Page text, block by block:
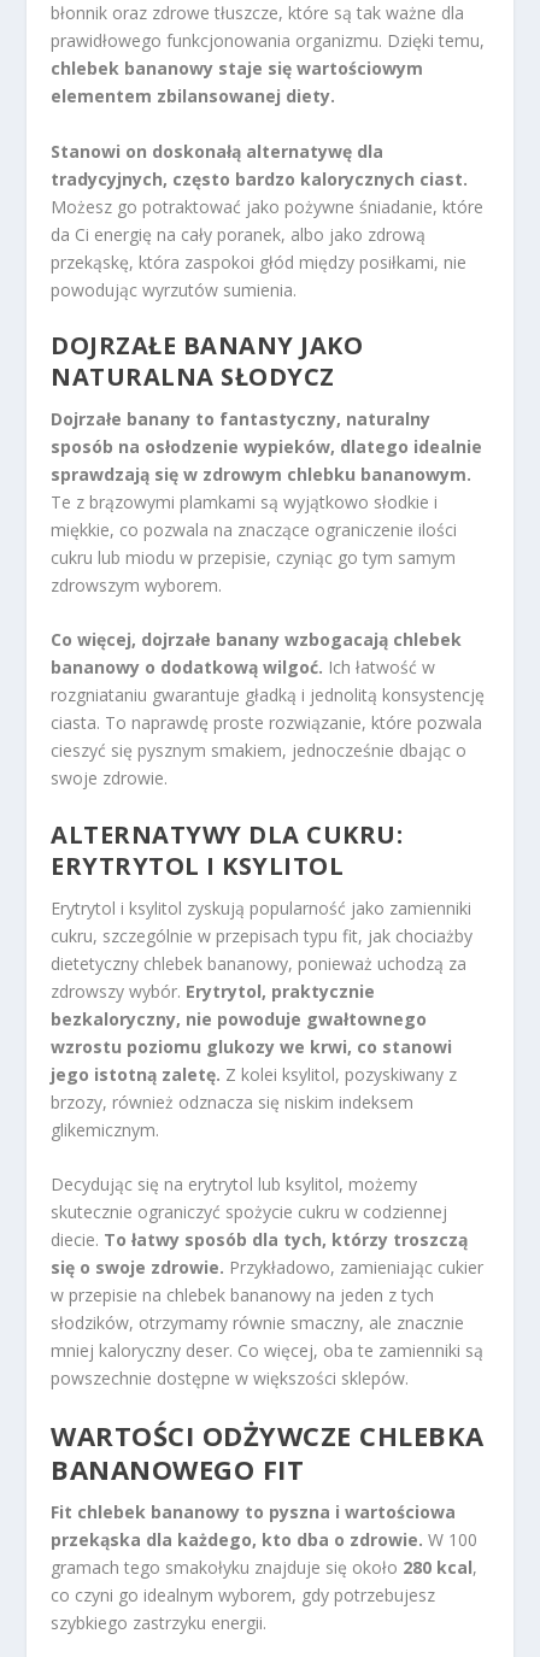
błonnik oraz zdrowe tłuszcze, które są tak ważne dla
prawidłowego funkcjonowania organizmu. Dzięki temu,
chlebek bananowy staje się wartościowym
elementem zbilansowanej diety.
Stanowi on doskonałą alternatywę dla
tradycyjnych, często bardzo kalorycznych ciast.
Możesz go potraktować jako pożywne śniadanie, które
da Ci energię na cały poranek, albo jako zdrową
przekąskę, która zaspokoi głód między posiłkami, nie
powodując wyrzutów sumienia.
DOJRZAŁE BANANY JAKO
NATURALNA SŁODYCZ
Dojrzałe banany to fantastyczny, naturalny
sposób na osłodzenie wypieków, dlatego idealnie
sprawdzają się w zdrowym chlebku bananowym.
Te z brązowymi plamkami są wyjątkowo słodkie i
miękkie, co pozwala na znaczące ograniczenie ilości
cukru lub miodu w przepisie, czyniąc go tym samym
zdrowszym wyborem.
Co więcej, dojrzałe banany wzbogacają chlebek
bananowy o dodatkową wilgoć. Ich łatwość w
rozgniataniu gwarantuje gładką i jednolitą konsystencję
ciasta. To naprawdę proste rozwiązanie, które pozwala
cieszyć się pysznym smakiem, jednocześnie dbając o
swoje zdrowie.
ALTERNATYWY DLA CUKRU:
ERYTRYTOL I KSYLITOL
Erytrytol i ksylitol zyskują popularność jako zamienniki
cukru, szczególnie w przepisach typu fit, jak chociażby
dietetyczny chlebek bananowy, ponieważ uchodzą za
zdrowszy wybór. Erytrytol, praktycznie
bezkaloryczny, nie powoduje gwałtownego
wzrostu poziomu glukozy we krwi, co stanowi
jego istotną zaletę. Z kolei ksylitol, pozyskiwany z
brzozy, również odznacza się niskim indeksem
glikemicznym.
Decydując się na erytrytol lub ksylitol, możemy
skutecznie ograniczyć spożycie cukru w codziennej
diecie. To łatwy sposób dla tych, którzy troszczą
się o swoje zdrowie. Przykładowo, zamieniając cukier
w przepisie na chlebek bananowy na jeden z tych
słodzików, otrzymamy równie smaczny, ale znacznie
mniej kaloryczny deser. Co więcej, oba te zamienniki są
powszechnie dostępne w większości sklepów.
WARTOŚCI ODŻYWCZE CHLEBKA
BANANOWEGO FIT
Fit chlebek bananowy to pyszna i wartościowa
przekąska dla każdego, kto dba o zdrowie. W 100
gramach tego smakołyku znajduje się około 280 kcal,
co czyni go idealnym wyborem, gdy potrzebujesz
szybkiego zastrzyku energii.